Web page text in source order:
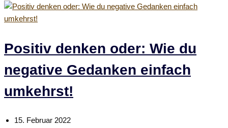
Positiv denken oder: Wie du
negative Gedanken einfach
umkehrst!
Beitrag
15. Februar 2022